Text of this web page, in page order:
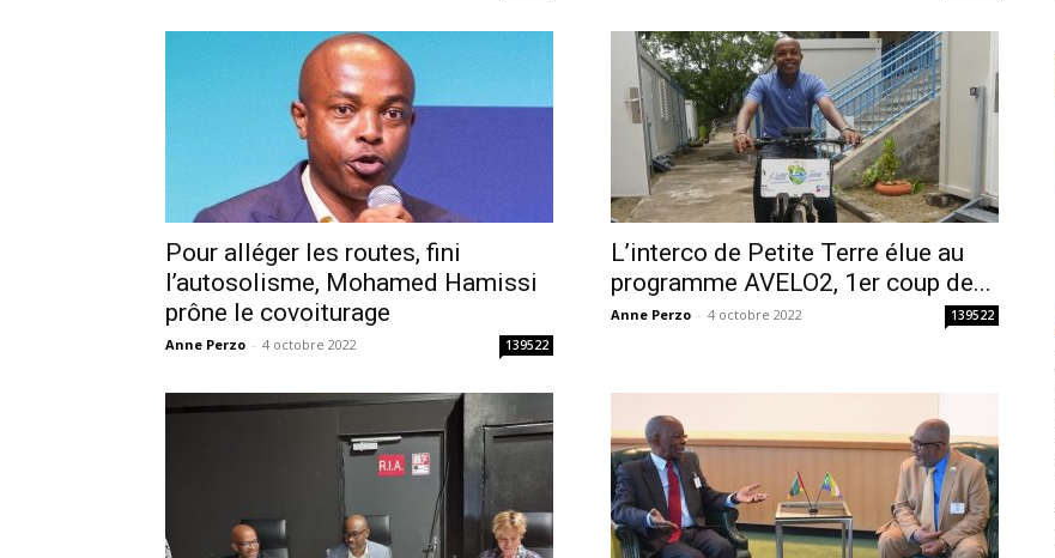
Pour alléger les routes, fini
l’autosolisme, Mohamed Hamissi
prône le covoiturage
Anne Perzo - 4 octobre 2022 139522
L’interco de Petite Terre élue au
programme AVELO2, 1er coup de...
Anne Perzo - 4 octobre 2022 139522